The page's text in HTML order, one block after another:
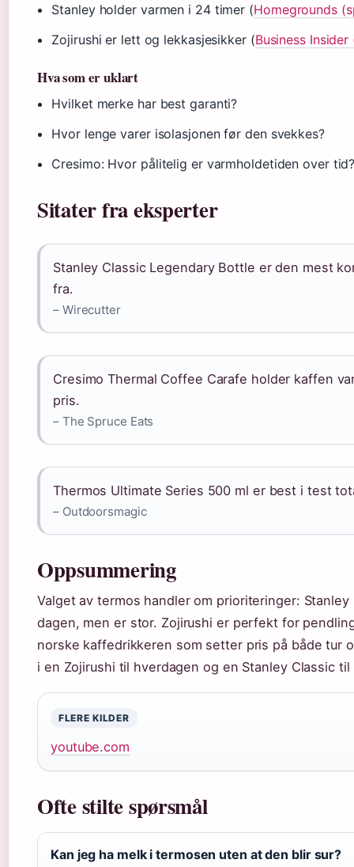
Stanley holder varmen i 24 timer (Homegrounds
Zojirushi er lett og lekkasjesikker (Business
Hva som er uklart
Hvilket merke har best garanti?
Hvor lenge varer isolasjonen før den svekkes?
Cresimo: Hvor pålitelig er varmholdetiden over
Sitater fra eksperter
Stanley Classic Legendary Bottle er den mest
fra.
– Wirecutter
Cresimo Thermal Coffee Carafe holder kaffen
pris.
– The Spruce Eats
Thermos Ultimate Series 500 ml er best i test
– Outdoorsmagic
Oppsummering
Valget av termos handler om prioriteringer:
dagen, men er stor. Zojirushi er perfekt for
norske kaffedrikkeren som setter pris på både tur
i en Zojirushi til hverdagen og en Stanley Classic
FLERE KILDER
youtube.com
Ofte stilte spørsmål
Kan jeg ha melk i termosen uten at den blir sur?